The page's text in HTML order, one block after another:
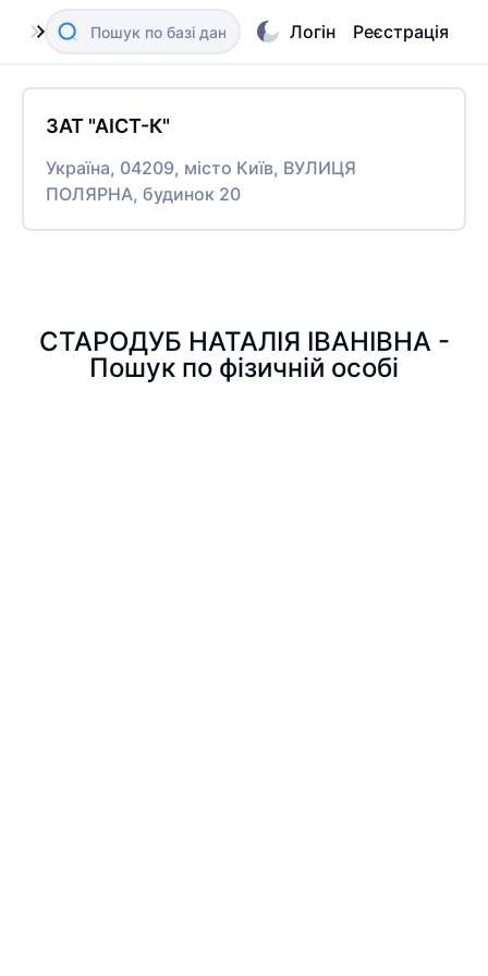
Логін Реєстрація
ЗАТ "АІСТ-К"
Україна, 04209, місто Київ, ВУЛИЦЯ
ПОЛЯРНА, будинок 20
СТАРОДУБ НАТАЛІЯ ІВАНІВНА -
Пошук по фізичній особі